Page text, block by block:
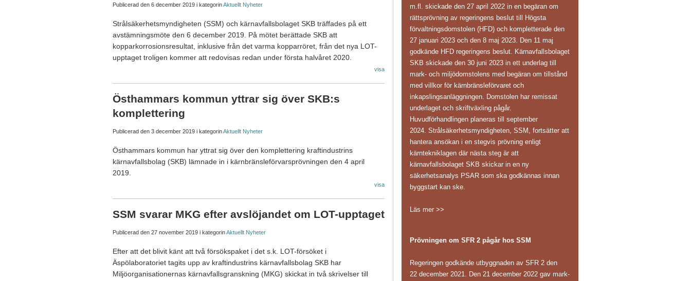
Publicerad den 6 december 2019 i kategorinAktuellt Nyheter
Strålsäkerhetsmyndigheten (SSM) och kärnavfallsbolaget SKB träffades på ett
avstämningsmöte den 6 december 2019. På mötet berättade SKB att
kopparkorrosionsresultat, inklusive från det varma kopparröret, från det nya LOT-
upptaget troligen kommer att redovisas redan under första halvåret 2020.
visa
Östhammars kommun yttrar sig över SKB:s
komplettering
Publicerad den 3 december 2019 i kategorinAktuellt Nyheter
Östhammars kommun har yttrat sig över den komplettering kraftindustrins
kärnavfallsbolag (SKB) lämnade in i kärnbränsleförvarsprövningen den 4 april
2019.
visa
SSM svarar MKG efter avslöjandet om LOT-upptaget
Publicerad den 27 november 2019 i kategorinAktuellt Nyheter
Efter att det blivit känt att två försökspaket i det s.k. LOT-försöket i
Äspölaboratoriet tagits upp av kraftindustrins kärnavfallsbolag SKB har
Miljöorganisationernas kärnavfallsgranskning (MKG) skickat in två skrivelser till
m.fl. skickade den 27 april 2022 in en begäran om
rättsprövning av regeringens beslut till Högsta
förvaltningsdomstolen (HFD) och kompletterade den
27 januari 2023 och den 8 maj 2023. Den 11 maj
godkände HFD regeringens beslut. Kärnavfallsbolaget
SKB skickade den 30 juni 2023 in ett underlag till
mark- och miljödomstolens med begäran om tillstånd
med villkor för kärnbränsleförvaret och
inkapslingsanläggningen. Domstolen har remissat
underlaget och skriftväxling pågår.
Huvudförhandlingen planeras till september
2024. Strålsäkerhetsmyndigheten, SSM, fortsätter att
hantera ansökan i en stegvis prövning enligt
kärntekniklagen där nästa steg är att
kärnavfallsbolaget SKB skickar in en ny
säkerhetsanalys PSAR som ska godkännas innan
byggstart kan ske.
Läs mer >>
Prövningen om SFR 2 pågår hos SSM
Regeringen godkände utbyggnaden av SFR 2 den
22 december 2021. Den 21 december 2022 gav mark-